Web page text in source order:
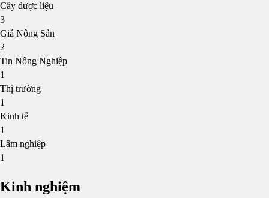
Cây dược liệu
3
Giá Nông Sản
2
Tin Nông Nghiệp
1
Thị trường
1
Kinh tế
1
Lâm nghiệp
1
Kinh nghiệm